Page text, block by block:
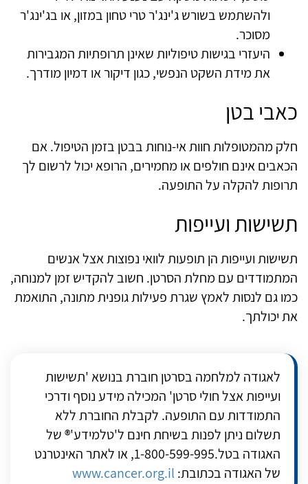
ולהשתמש בשורש ג'ינג'ר טרי טחון במזון, או בג'ינג'ר
מסוכר.
היעזרי בגישות טיפוליות שאינן תרופתיות המגבירות
את מידת השקט הנפשי, כגון דיקור או דמיון מודרך.
כאבי בטן
חלק מהמטופלות חוות אי-נוחות בבטן בזמן הטיפול. אם
הכאבים אינם חולפים או מחמירים, הרופא יכול לרשום לך
תרופות להקלה על התופעה.
תשישות ועייפות
תשישות ועייפות הן תופעות לוואי נפוצות אצל אנשים
המתמודדים עם מחלת הסרטן. חשוב להקדיש זמן למנוחה,
כמו גם לנסות לאמץ שגרת פעילות גופנית מתונה, התואמת
את יכולתך.
לאגודה למלחמה בסרטן חוברת בנושא 'תשישות
ועייפות אצל חולי סרטן' המכילה מידע נוסף ודרכי
התמודדות עם התופעה. לקבלת החוברת ללא
תשלום ניתן לפנות בשיחת חינם ל'טלמידע'® של
האגודה בטל.1-800-599-995, או לאתר האינטרנט
של האגודה בכתובת: www.cancer.org.il